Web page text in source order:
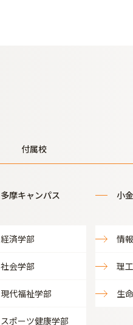
付属校
多摩キャンパス
経済学部
社会学部
現代福祉学部
スポーツ健康学部
小
情
理
生